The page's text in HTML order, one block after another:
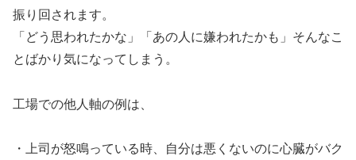
振り回されます。
「どう思われたかな」「あの人に嫌われたかも」そんなこ
とばかり気になってしまう。
工場での他人軸の例は、
・上司が怒鳴っている時、自分は悪くないのに心臓がバク